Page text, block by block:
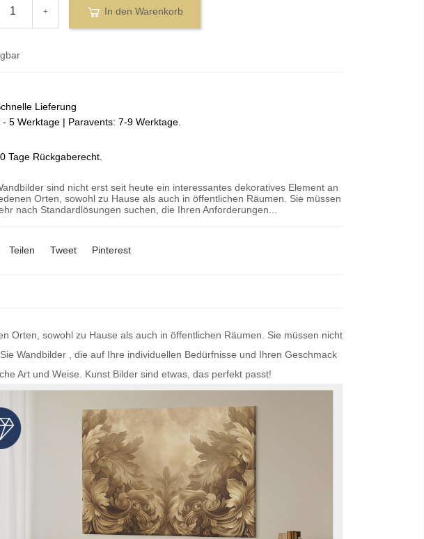
+ In den Warenkorb
Lieferung
- 5 Werktage | Paravents: 7-9 Werktage.
Tage Rückgaberecht.
sind nicht erst seit heute ein interessantes dekoratives Element an
Orten, sowohl zu Hause als auch in öffentlichen Räumen. Sie müssen
nach Standardlösungen suchen, die Ihren Anforderungen...
Teilen Tweet Pinterest
Orten, sowohl zu Hause als auch in öffentlichen Räumen. Sie müssen nicht
Wandbilder , die auf Ihre individuellen Bedürfnisse und Ihren Geschmack
Art und Weise. Kunst Bilder sind etwas, das perfekt passt!